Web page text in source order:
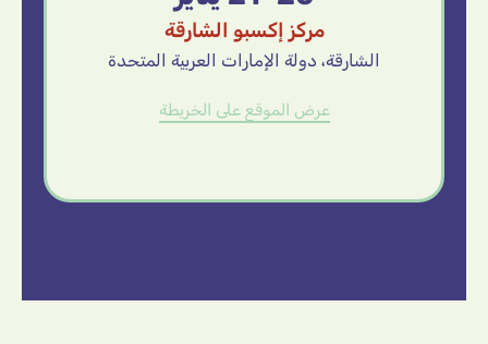
مركز إكسبو الشارقة
الشارقة، دولة الإمارات العربية المتحدة
عرض الموقع على الخريطة